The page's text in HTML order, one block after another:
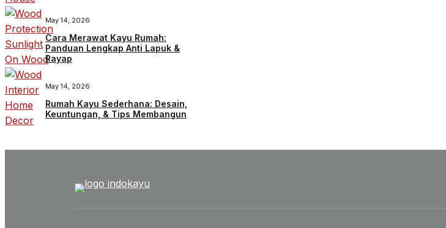
May 14, 2026
Cara Merawat Kayu Rumah:
Panduan Lengkap Anti Lapuk &
Rayap
May 14, 2026
Rumah Kayu Sederhana: Desain,
Keuntungan, & Tips Membangun